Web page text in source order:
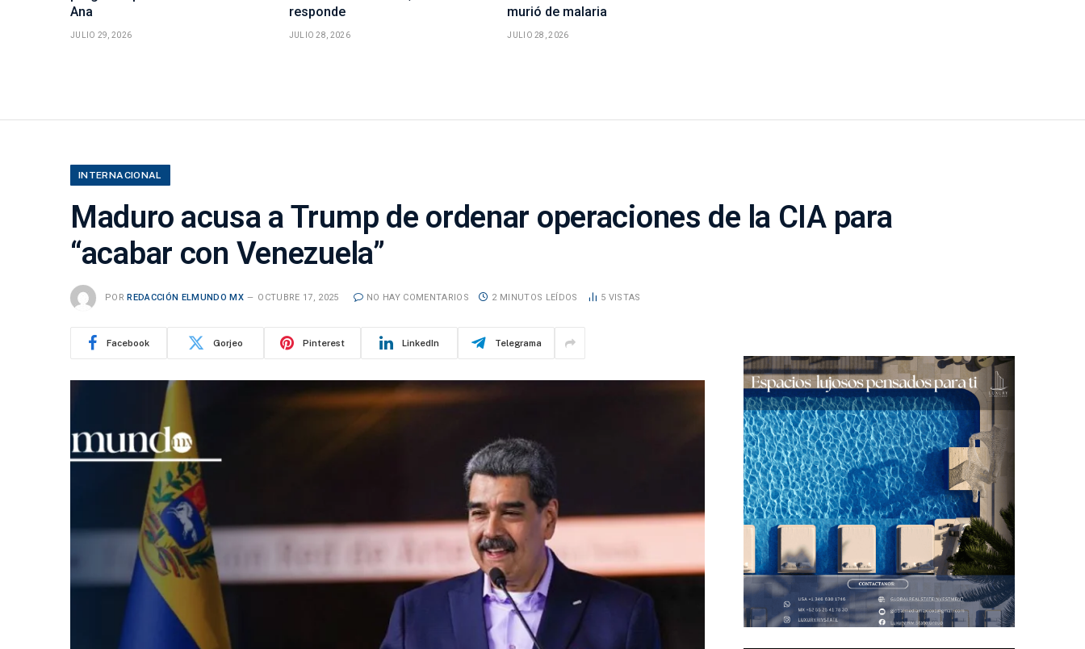
Ana
JULIO 29, 2026
responde
JULIO 28, 2026
murió de malaria
JULIO 28, 2026
INTERNACIONAL
Maduro acusa a Trump de ordenar operaciones de la CIA para
“acabar con Venezuela”
POR REDACCIÓN ELMUNDO MX OCTUBRE 17, 2025 NO HAY COMENTARIOS 2 MINUTOS LEÍDOS 5 VISTAS
Facebook Gorjeo Pinterest LinkedIn Telegrama